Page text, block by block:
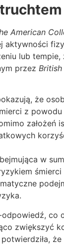
American
lub
przez
że
z
w
co
zwiększyć